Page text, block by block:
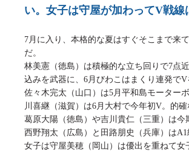
い。女子は守屋が加わってV戦線
7月に入り、本格的な夏はすぐそこまで来
だ。
林美憲（徳島）は積極的な立ち回りで7点
込みを武器に、6月びわこはまくり連発で
佐々木完太（山口）は5月平和島モーター
川喜継（滋賀）は6月大村で今年初V。的
葛原大陽（徳島）や吉川貴仁（三重）は
西野翔太（広島）と田路朋史（兵庫）は
女子は守屋美穂（岡山）は優出を重ねて